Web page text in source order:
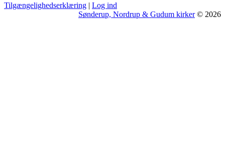
Tilgængelighedserklæring | Log ind
Sønderup, Nordrup & Gudum kirker© 2026